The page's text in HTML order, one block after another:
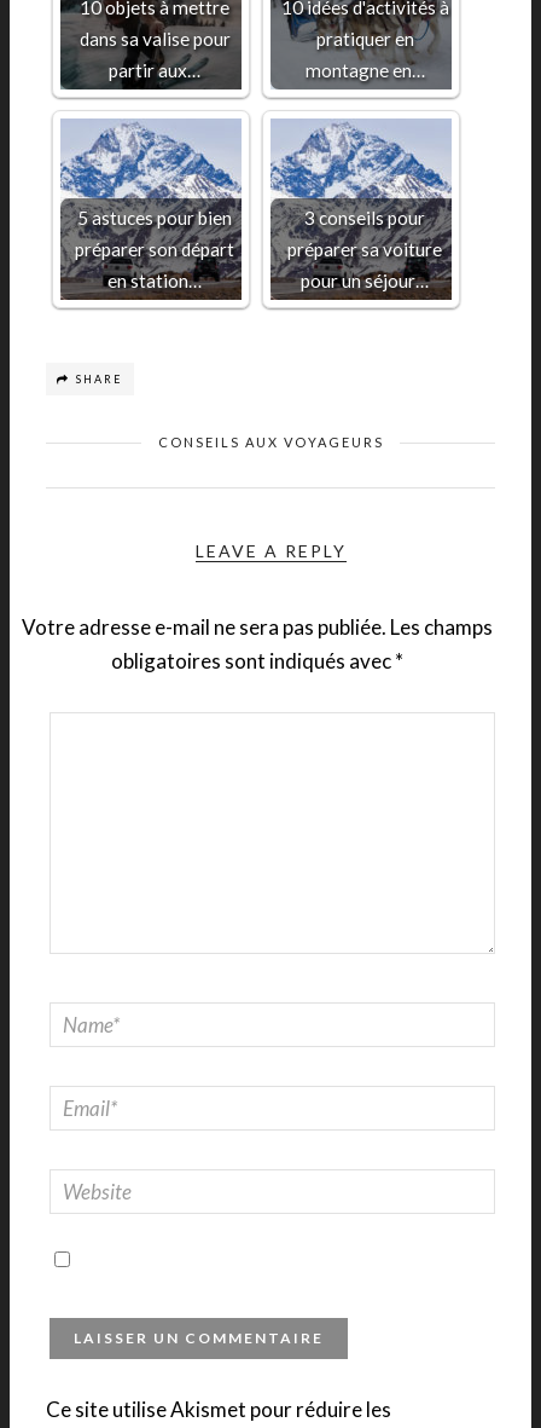
10 objets à mettre
dans sa valise pour
partir aux…
10 idées d'activités à
pratiquer en
montagne en…
5 astuces pour bien
préparer son départ
en station…
3 conseils pour
préparer sa voiture
pour un séjour…
SHARE
CONSEILS AUX VOYAGEURS
LEAVE A REPLY
Votre adresse e-mail ne sera pas publiée. Les champs
obligatoires sont indiqués avec*
Ce site utilise Akismet pour réduire les